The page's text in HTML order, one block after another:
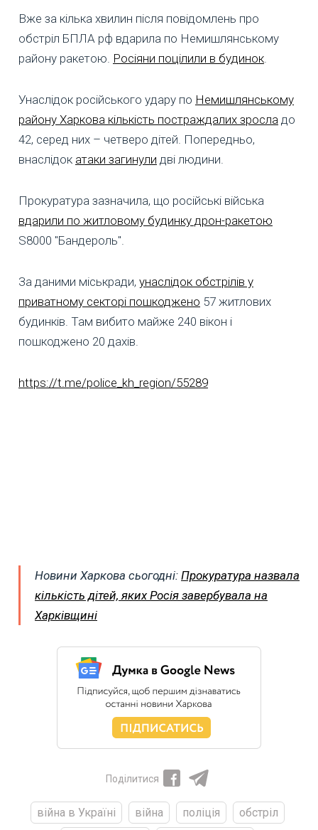
Вже за кілька хвилин після повідомлень про
обстріл БПЛА рф вдарила по Немишлянському
району ракетою. Росіяни поцілили в будинок
Унаслідок російського удару по Немишлянському
району Харкова кількість постраждалих зросла до
42, серед них – четверо дітей. Попередньо,
внаслідок атаки загинули дві людини.
Прокуратура зазначила, що російські війська
вдарили по житловому будинку дрон-ракетою
S8000 "Бандероль".
За даними міськради, унаслідок обстрілів у
приватному секторі пошкоджено 57 житлових
будинків. Там вибито майже 240 вікон і
пошкоджено 20 дахів.
https://t.me/police_kh_region/55289
Новини Харкова сьогодні: Прокуратура назвала
кількість дітей, яких Росія завербувала на
Харківщині
Поділитися
війна в Україні війна поліція
обстріл